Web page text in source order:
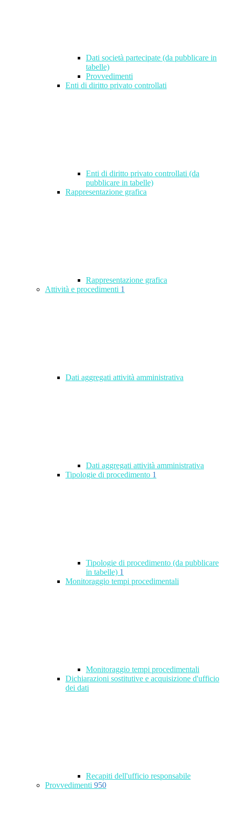
Dati società partecipate (da pubblicare in
tabelle)
Provvedimenti
Enti di diritto privato controllati
Enti di diritto privato controllati (da
pubblicare in tabelle)
Rappresentazione grafica
Rappresentazione grafica
Attività e procedimenti 1
Dati aggregati attività amministrativa
Dati aggregati attività amministrativa
Tipologie di procedimento 1
Tipologie di procedimento (da pubblicare
in tabelle) 1
Monitoraggio tempi procedimentali
Monitoraggio tempi procedimentali
Dichiarazioni sostitutive e acquisizione d'ufficio
dei dati
Recapiti dell'ufficio responsabile
Provvedimenti 950